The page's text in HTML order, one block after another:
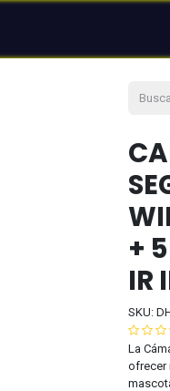
+
IR
SKU:
La
ofrecer